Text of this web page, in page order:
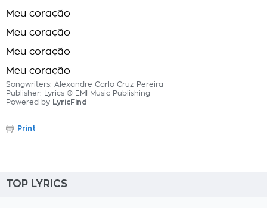
Meu coração
Meu coração
Meu coração
Meu coração
Songwriters: Alexandre Carlo Cruz Pereira
Publisher: Lyrics © EMI Music Publishing
Powered by LyricFind
Print
TOP LYRICS